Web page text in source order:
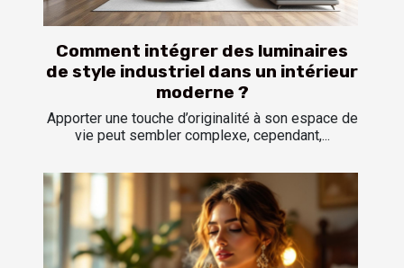
Comment intégrer des luminaires
de style industriel dans un intérieur
moderne ?
Apporter une touche d’originalité à son espace de
vie peut sembler complexe, cependant,...